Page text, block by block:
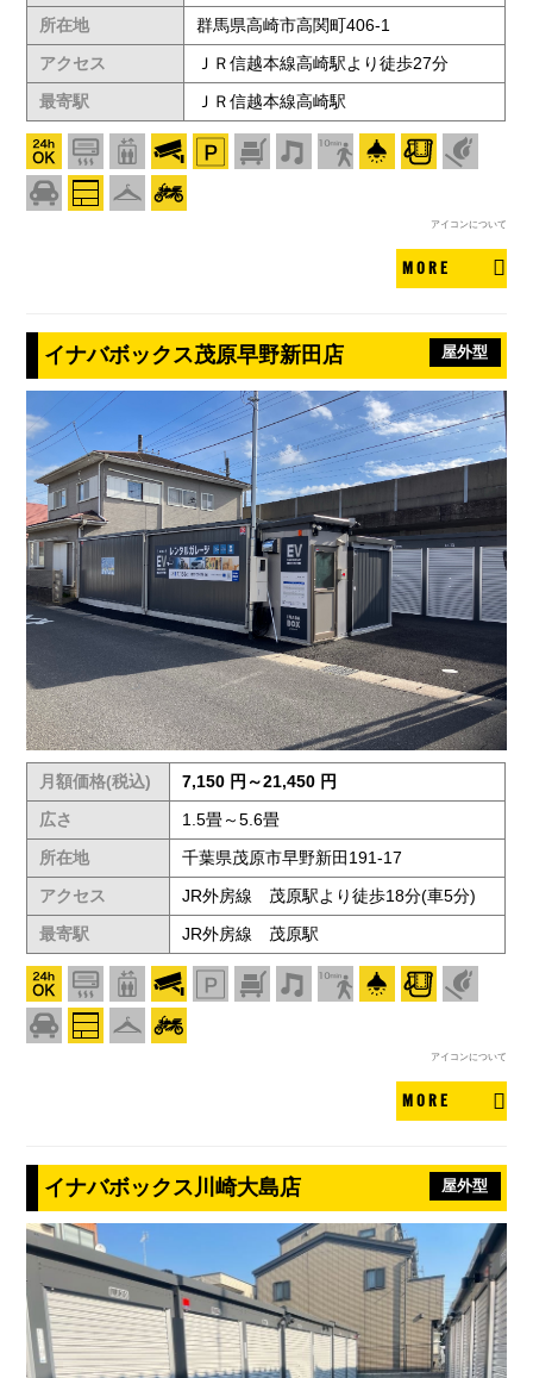
所在地
群馬県高崎市高関町406-1
アクセス
ＪＲ信越本線高崎駅より徒歩27分
最寄駅
ＪＲ信越本線高崎駅
アイコンについて
MORE
イナバボックス茂原早野新田店 屋外型
月額価格(税込)
7,150 円～21,450 円
広さ
1.5畳～5.6畳
所在地
千葉県茂原市早野新田191-17
アクセス
JR外房線 茂原駅より徒歩18分(車5分)
最寄駅
JR外房線 茂原駅
アイコンについて
MORE
イナバボックス川崎大島店 屋外型